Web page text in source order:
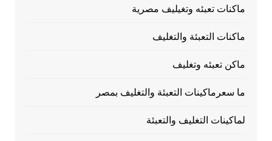
ماكنات تعبئه وتغيليف مصرية
ماكنات التعبئة والتغليف
ماكن تعبئه وتغليف
ما سعرماكينات التعبئة والتغليف بمصر
لماكينات التغليف والتعبئة